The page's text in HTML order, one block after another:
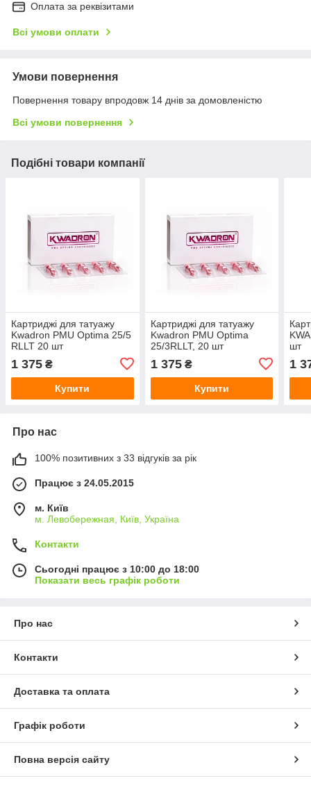
Оплата за реквізитами
Всі умови оплати
Умови повернення
Повернення товару впродовж 14 днів за домовленістю
Всі умови повернення
Подібні товари компанії
Картриджі для татуажу
Kwadron PMU Optima 25/5
RLLT 20 шт
1 375 ₴
Купити
Картриджі для татуажу
Kwadron PMU Optima
25/3RLLT, 20 шт
1 375₴
Купити
шт
1
Про нас
100% позитивних з 33 відгуків за рік
Працює з 24.05.2015
м. Київ
м. Левобережная, Київ, Україна
Контакти
Сьогодні працює з 10:00 до 18:00
Показати весь графік роботи
Про нас
Контакти
Доставка та оплата
Графік роботи
Повна версія сайту